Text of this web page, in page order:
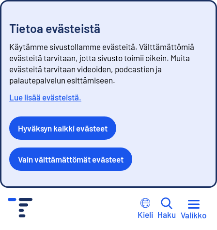
Tietoa evästeistä
Käytämme sivustollamme evästeitä. Välttämättömiä
evästeitä tarvitaan, jotta sivusto toimii oikein. Muita
evästeitä tarvitaan videoiden, podcastien ja
palautepalvelun esittämiseen.
Lue lisää evästeistä.
Hyväksyn kaikki evästeet
Vain välttämättömät evästeet
Kieli Haku Valikko